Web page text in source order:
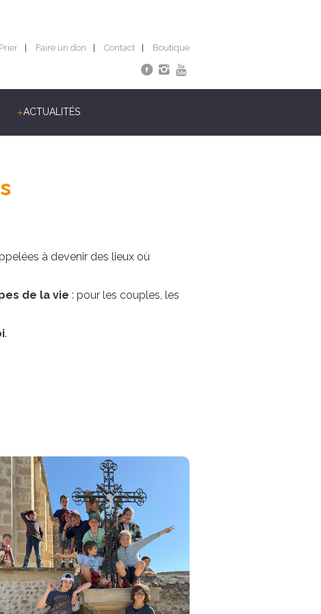
Prier Faire un don Contact Boutique
ACTUALITÉS
à devenir des lieux où
de la vie : pour les couples, les
.